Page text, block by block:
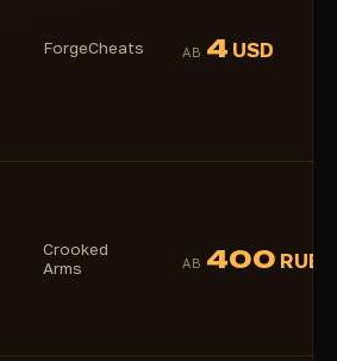
ForgeCheats AB 4 USD
Crooked
Arms
AB 400 RUB